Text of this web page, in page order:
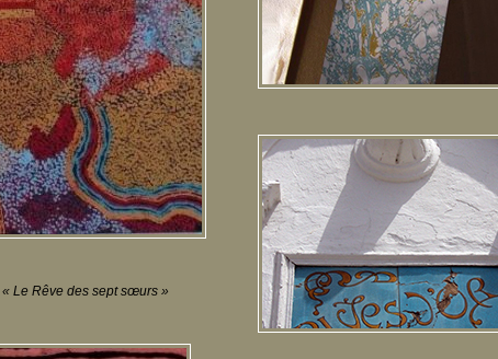
« Le Rêve des sept sœurs »